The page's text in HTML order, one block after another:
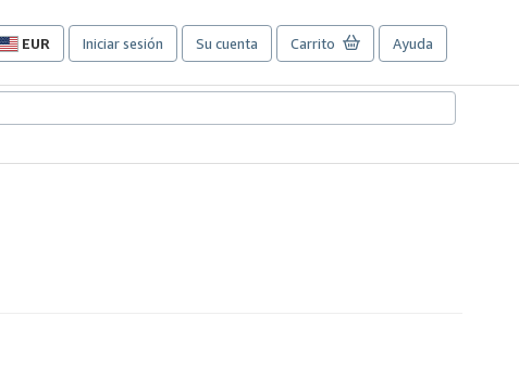
EUR
Preferencias
compra
sitio.
Iniciar sesión Su cuenta Carrito Ayuda